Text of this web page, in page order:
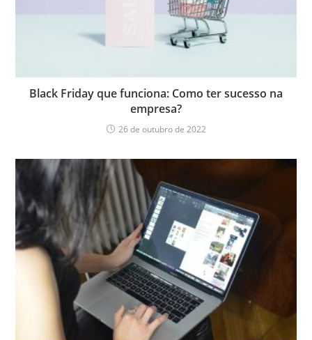
Black Friday que funciona: Como ter sucesso na
empresa?
26 de outubro de 2022